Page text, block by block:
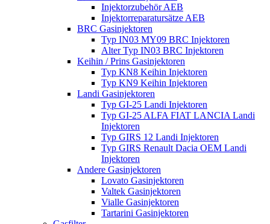
Injektorzubehör AEB
Injektorreparatursätze AEB
BRC Gasinjektoren
Typ IN03 MY09 BRC Injektoren
Alter Typ IN03 BRC Injektoren
Keihin / Prins Gasinjektoren
Typ KN8 Keihin Injektoren
Typ KN9 Keihin Injektoren
Landi Gasinjektoren
Typ GI-25 Landi Injektoren
Typ GI-25 ALFA FIAT LANCIA Landi
Injektoren
Typ GIRS 12 Landi Injektoren
Typ GIRS Renault Dacia OEM Landi
Injektoren
Andere Gasinjektoren
Lovato Gasinjektoren
Valtek Gasinjektoren
Vialle Gasinjektoren
Tartarini Gasinjektoren